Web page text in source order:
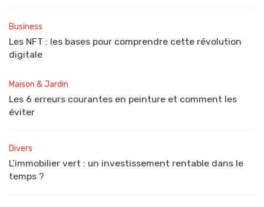
Business
Les NFT : les bases pour comprendre cette révolution
digitale
Maison & Jardin
Les 6 erreurs courantes en peinture et comment les
éviter
Divers
L’immobilier vert : un investissement rentable dans le
temps ?